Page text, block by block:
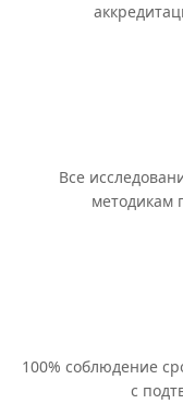
Все
методикам
100% соблюдение
с